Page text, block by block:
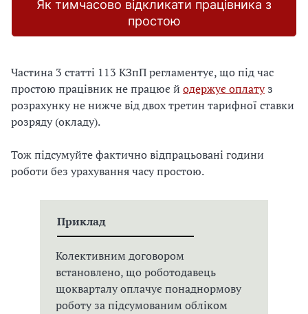
Як тимчасово відкликати працівника з
простою
Частина 3 статті 113 КЗпП регламентує, що під час
простою працівник не працює й одержує оплатуз
розрахунку не нижче від двох третин тарифної ставки
розряду (окладу).
Тож підсумуйте фактично відпрацьовані години
роботи без урахування часу простою.
Приклад
Колективним договором
встановлено, що роботодавець
щокварталу оплачує понаднормову
роботу за підсумованим обліком